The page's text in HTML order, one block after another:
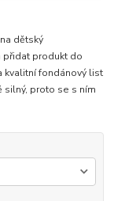
dětský
přidat produkt do
kvalitní fondánový list
silný, proto se s ním